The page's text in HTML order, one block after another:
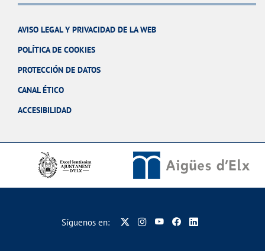
AVISO LEGAL Y PRIVACIDAD DE LA WEB
POLÍTICA DE COOKIES
PROTECCIÓN DE DATOS
CANAL ÉTICO
ACCESIBILIDAD
Síguenos en: